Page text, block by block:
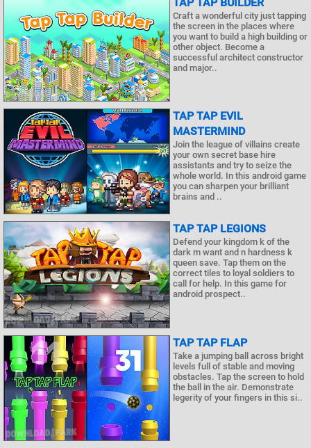
TAP TAP BUILDER
Craft a wonderful city just tapping
the screen in the places where
you want to build a high building or
other object. Become a
successful architect constructor
and major..
TAP TAP EVIL
MASTERMIND
Join the league of villains create
your own secret base hire
assistants and try to seize the
whole world. In this android game
you can sharpen your brilliant
brains and ..
TAP TAP LEGIONS
Defend your kingdom k of the
dark m want and n hardness k
queen save. Tap them on the
correct tiles to loyal soldiers to
call for help. In this game for
android prospect..
TAP TAP FLAP
Take a jumping ball across bright
levels full of stable and moving
obstacles. Tap the screen to hold
the ball in the air. Demonstrate
legerity of your fingers in this si..